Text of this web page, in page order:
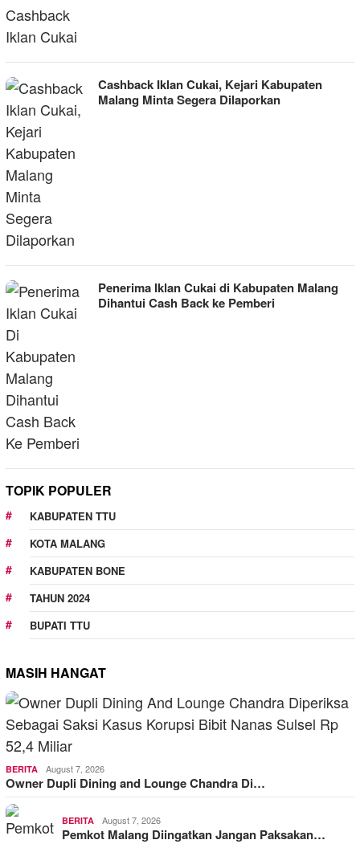
Cashback Iklan Cukai, Kejari Kabupaten
Malang Minta Segera Dilaporkan
Penerima Iklan Cukai di Kabupaten Malang
Dihantui Cash Back ke Pemberi
TOPIK POPULER
KABUPATEN TTU
KOTA MALANG
KABUPATEN BONE
TAHUN 2024
BUPATI TTU
MASIH HANGAT
BERITA August 7, 2026
Owner Dupli Dining and Lounge Chandra Di…
BERITA August 7, 2026
Pemkot Malang Diingatkan Jangan Paksakan…